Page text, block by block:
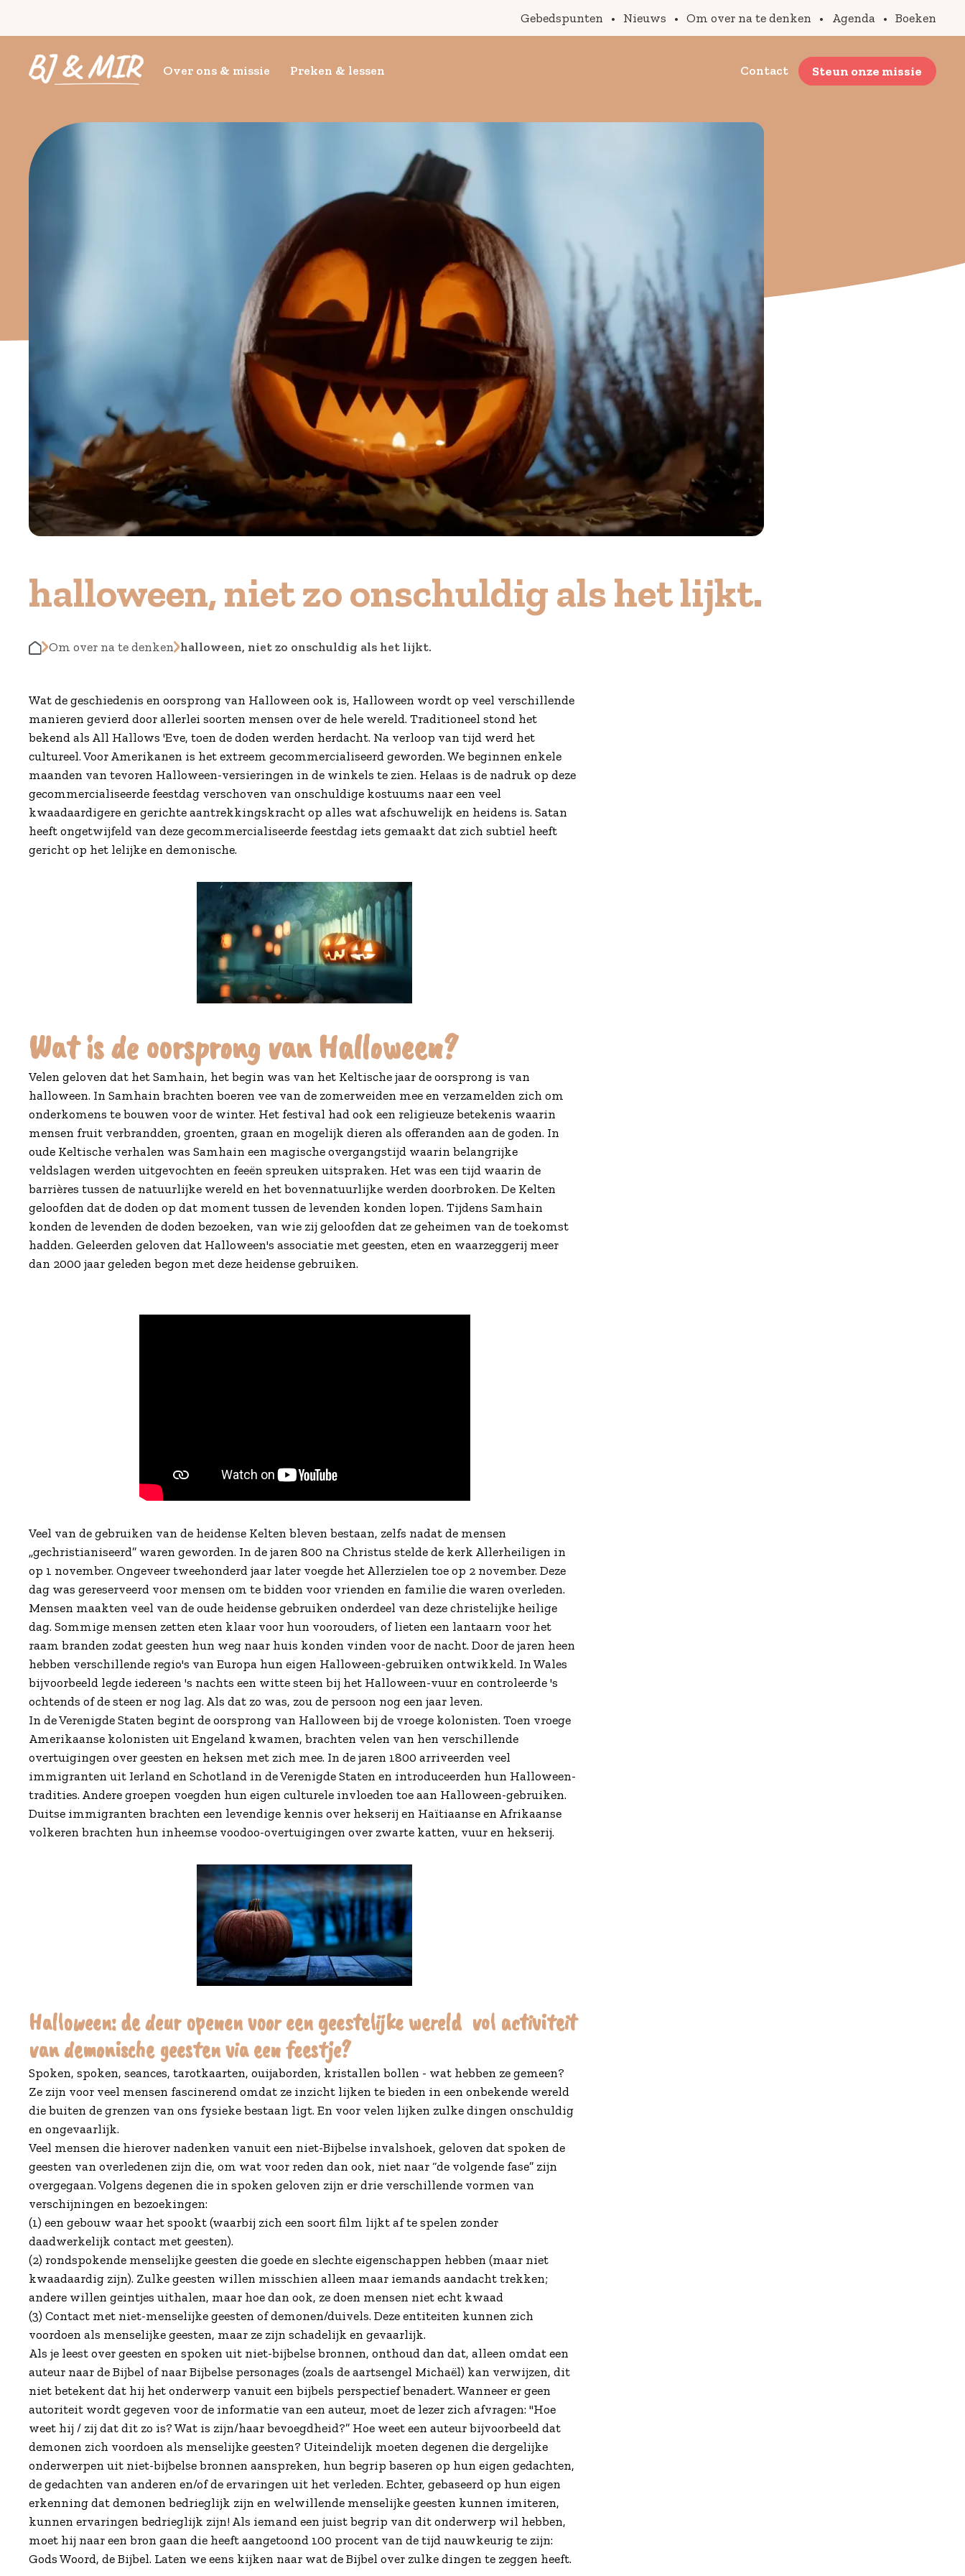
Gebedspunten • Nieuws • Om over na te denken • Agenda • Boeken
Over ons & missie Preken & lessen Contact Steun onze missie
halloween, niet zo onschuldig als het lijkt.
Om over na te denken halloween, niet zo onschuldig als het lijkt.
Wat de geschiedenis en oorsprong van Halloween ook is, Halloween wordt op veel verschillende
manieren gevierd door allerlei soorten mensen over de hele wereld. Traditioneel stond het
bekend als All Hallows 'Eve, toen de doden werden herdacht. Na verloop van tijd werd het
cultureel. Voor Amerikanen is het extreem gecommercialiseerd geworden. We beginnen enkele
maanden van tevoren Halloween-versieringen in de winkels te zien. Helaas is de nadruk op deze
gecommercialiseerde feestdag verschoven van onschuldige kostuums naar een veel
kwaadaardigere en gerichte aantrekkingskracht op alles wat afschuwelijk en heidens is. Satan
heeft ongetwijfeld van deze gecommercialiseerde feestdag iets gemaakt dat zich subtiel heeft
gericht op het lelijke en demonische.
Wat is de oorsprong van Halloween?
Velen geloven dat het Samhain, het begin was van het Keltische jaar de oorsprong is van
halloween. In Samhain brachten boeren vee van de zomerweiden mee en verzamelden zich om
onderkomens te bouwen voor de winter. Het festival had ook een religieuze betekenis waarin
mensen fruit verbrandden, groenten, graan en mogelijk dieren als offeranden aan de goden. In
oude Keltische verhalen was Samhain een magische overgangstijd waarin belangrijke
veldslagen werden uitgevochten en feeën spreuken uitspraken. Het was een tijd waarin de
barrières tussen de natuurlijke wereld en het bovennatuurlijke werden doorbroken. De Kelten
geloofden dat de doden op dat moment tussen de levenden konden lopen. Tijdens Samhain
konden de levenden de doden bezoeken, van wie zij geloofden dat ze geheimen van de toekomst
hadden. Geleerden geloven dat Halloween's associatie met geesten, eten en waarzeggerij meer
dan 2000 jaar geleden begon met deze heidense gebruiken.
Veel van de gebruiken van de heidense Kelten bleven bestaan, zelfs nadat de mensen
„gechristianiseerd” waren geworden. In de jaren 800 na Christus stelde de kerk Allerheiligen in
op 1 november. Ongeveer tweehonderd jaar later voegde het Allerzielen toe op 2 november. Deze
dag was gereserveerd voor mensen om te bidden voor vrienden en familie die waren overleden.
Mensen maakten veel van de oude heidense gebruiken onderdeel van deze christelijke heilige
dag. Sommige mensen zetten eten klaar voor hun voorouders, of lieten een lantaarn voor het
raam branden zodat geesten hun weg naar huis konden vinden voor de nacht. Door de jaren heen
hebben verschillende regio's van Europa hun eigen Halloween-gebruiken ontwikkeld. In Wales
bijvoorbeeld legde iedereen 's nachts een witte steen bij het Halloween-vuur en controleerde 's
ochtends of de steen er nog lag. Als dat zo was, zou de persoon nog een jaar leven.
In de Verenigde Staten begint de oorsprong van Halloween bij de vroege kolonisten. Toen vroege
Amerikaanse kolonisten uit Engeland kwamen, brachten velen van hen verschillende
overtuigingen over geesten en heksen met zich mee. In de jaren 1800 arriveerden veel
immigranten uit Ierland en Schotland in de Verenigde Staten en introduceerden hun Halloween-
tradities. Andere groepen voegden hun eigen culturele invloeden toe aan Halloween-gebruiken.
Duitse immigranten brachten een levendige kennis over hekserij en Haïtiaanse en Afrikaanse
volkeren brachten hun inheemse voodoo-overtuigingen over zwarte katten, vuur en hekserij.
Halloween: de deur openen voor een geestelijke wereld vol activiteit
van demonische geesten via een feestje?
Spoken, spoken, seances, tarotkaarten, ouijaborden, kristallen bollen - wat hebben ze gemeen?
Ze zijn voor veel mensen fascinerend omdat ze inzicht lijken te bieden in een onbekende wereld
die buiten de grenzen van ons fysieke bestaan ​​ligt. En voor velen lijken zulke dingen onschuldig
en ongevaarlijk.
Veel mensen die hierover nadenken vanuit een niet-Bijbelse invalshoek, geloven dat spoken de
geesten van overledenen zijn die, om wat voor reden dan ook, niet naar “de volgende fase” zijn
overgegaan. Volgens degenen die in spoken geloven zijn er drie verschillende vormen van
verschijningen en bezoekingen:
(1) een gebouw waar het spookt (waarbij zich een soort film lijkt af te spelen zonder
daadwerkelijk contact met geesten).
(2) rondspokende menselijke geesten die goede en slechte eigenschappen hebben (maar niet
kwaadaardig zijn). Zulke geesten willen misschien alleen maar iemands aandacht trekken;
andere willen geintjes uithalen, maar hoe dan ook, ze doen mensen niet echt kwaad
(3) Contact met niet-menselijke geesten of demonen/duivels. Deze entiteiten kunnen zich
voordoen als menselijke geesten, maar ze zijn schadelijk en gevaarlijk.
Als je leest over geesten en spoken uit niet-bijbelse bronnen, onthoud dan dat, alleen omdat een
auteur naar de Bijbel of naar Bijbelse personages (zoals de aartsengel Michaël) kan verwijzen, dit
niet betekent dat hij het onderwerp vanuit een bijbels perspectief benadert. Wanneer er geen
autoriteit wordt gegeven voor de informatie van een auteur, moet de lezer zich afvragen: "Hoe
weet hij / zij dat dit zo is? Wat is zijn/haar bevoegdheid?” Hoe weet een auteur bijvoorbeeld dat
demonen zich voordoen als menselijke geesten? Uiteindelijk moeten degenen die dergelijke
onderwerpen uit niet-bijbelse bronnen aanspreken, hun begrip baseren op hun eigen gedachten,
de gedachten van anderen en/of de ervaringen uit het verleden. Echter, gebaseerd op hun eigen
erkenning dat demonen bedrieglijk zijn en welwillende menselijke geesten kunnen imiteren,
kunnen ervaringen bedrieglijk zijn! Als iemand een juist begrip van dit onderwerp wil hebben,
moet hij naar een bron gaan die heeft aangetoond 100 procent van de tijd nauwkeurig te zijn:
Gods Woord, de Bijbel. Laten we eens kijken naar wat de Bijbel over zulke dingen te zeggen heeft.